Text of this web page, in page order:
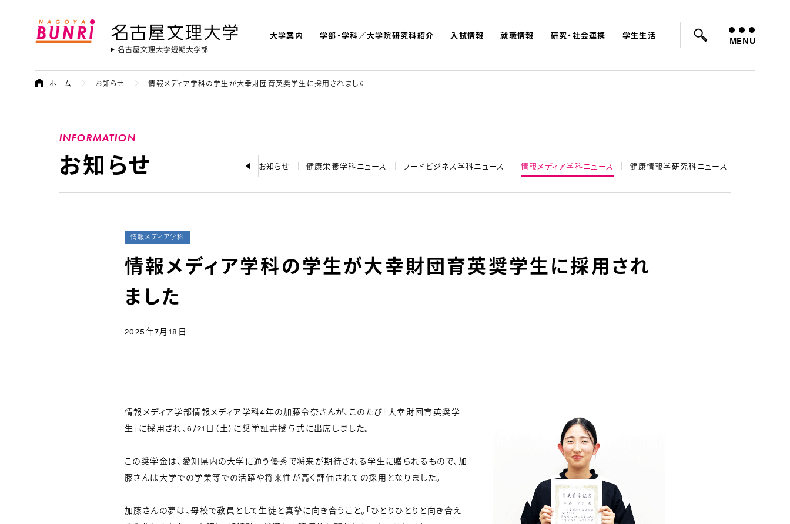
名古屋文理大学
大学案内 学部・学科／大学院研究科紹介 入試情報 就職情報 研究・社会連携 学生生活
よく検索されているキーワード： 入試 学費 オープンキャンパス MENU
ホーム お知らせ 情報メディア学科の学生が大幸財団育英奨学生に採用されました
INFORMATION
お知らせ 大学からのお知らせ 健康栄養学科ニュース フードビジネス学科ニュース 情報メディア学科ニュース 健康情報学研究科ニュース
情報メディア学科
情報メディア学科の学生が大幸財団育英奨学生に採用され
ました
2025年7月18日
情報メディア学部情報メディア学科4年の加藤令奈さんが、このたび「大幸財団育英奨学
生」に採用され、6/21日（土）に奨学証書授与式に出席しました。
この奨学金は、愛知県内の大学に通う優秀で将来が期待される学生に贈られるもので、加
藤さんは大学での学業等での活躍や将来性が高く評価されての採用となりました。
加藤さんの夢は、母校で教員として生徒と真摯に向き合うこと。「ひとりひとりと向き合え